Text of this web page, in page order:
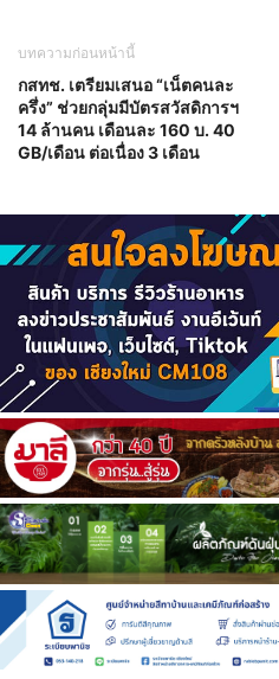
บทความก่อนหน้านี้
กสทช. เตรียมเสนอ “เน็ตคนละ
ครึ่ง” ช่วยกลุ่มมีบัตรสวัสดิการฯ
14 ล้านคน เดือนละ 160 บ. 40
GB/เดือน ต่อเนื่อง 3 เดือน